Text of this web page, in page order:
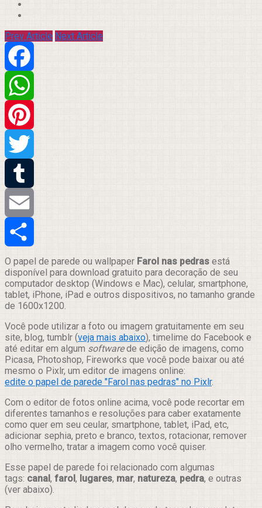
Prev Article Next Article
Facebook
WhatsApp
Pinterest
Twitter
Tumblr
Email
Compartilhar
O papel de parede ou wallpaper Farol nas pedras está
disponível para download gratuito para decoração de seu
computador desktop (Windows e Mac), celular, smartphone,
tablet, iPhone, iPad e outros dispositivos, no tamanho grande
de 1600x1200.
Você pode utilizar a foto ou imagem gratuitamente em seu
site, blog, tumblr (veja mais abaixo), timelime do Facebook e
até editar em algum softwarede edição de imagens, como
Picasa, Photoshop, Fireworks que você pode baixar ou até
mesmo o Pixlr, um editor de imagens online:
edite o papel de parede "Farol nas pedras" no Pixlr.
Com o editor de fotos online acima, você pode recortar em
diferentes tamanhos e resoluções para caber exatamente
como quer em seu ceular, smartphone, tablet, iPad, etc,
adicionar sephia, preto e branco, textos, rotacionar, remover
olho vermelho, tratar a imagem como você quiser.
Esse papel de parede foi relacionado com algumas
tags: canal, farol, lugares, mar, natureza, pedra, e outras
(ver abaixo).